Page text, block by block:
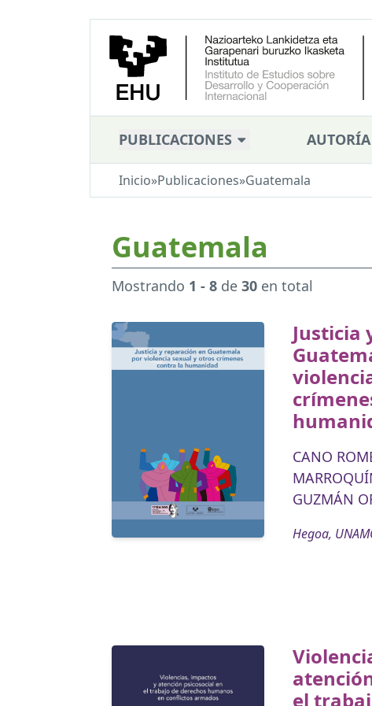
PUBLICACIONES AUTORÍA
Inicio»Publicaciones»Guatemala
Guatemala
Mostrando 1 - 8 de 30 en total
Justicia
CANO
GUZMÁN
Hegoa,
el